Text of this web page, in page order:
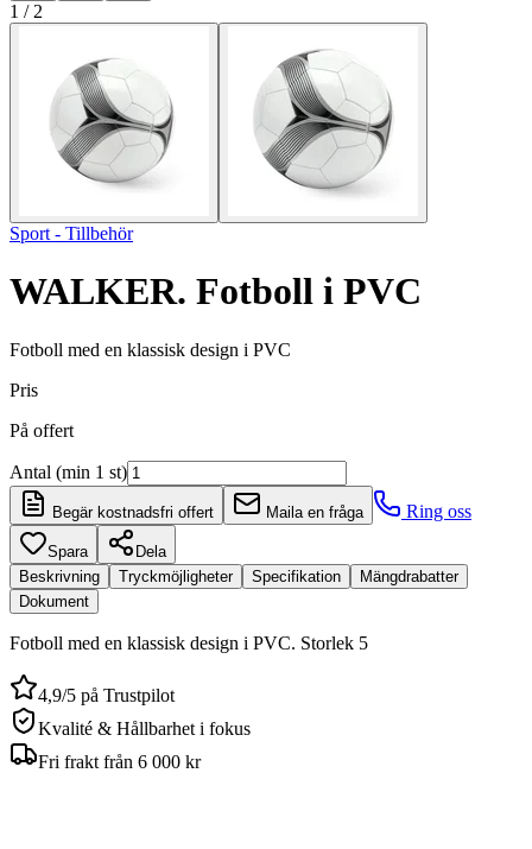
1 / 2
Sport - Tillbehör
WALKER. Fotboll i PVC
Fotboll med en klassisk design i PVC
Pris
På offert
Antal (min 1 st)
Begär kostnadsfri offert Maila en fråga Ring oss
Spara
Dela
Beskrivning
Tryckmöjligheter Specifikation
Mängdrabatter
Dokument
Fotboll med en klassisk design i PVC. Storlek 5
4,9/5 på Trustpilot
Kvalité & Hållbarhet i fokus
Fri frakt från 6 000 kr